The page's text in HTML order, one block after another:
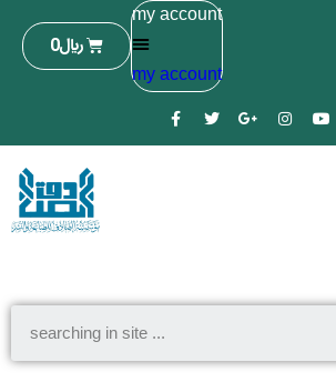
﷼0
my account
my account